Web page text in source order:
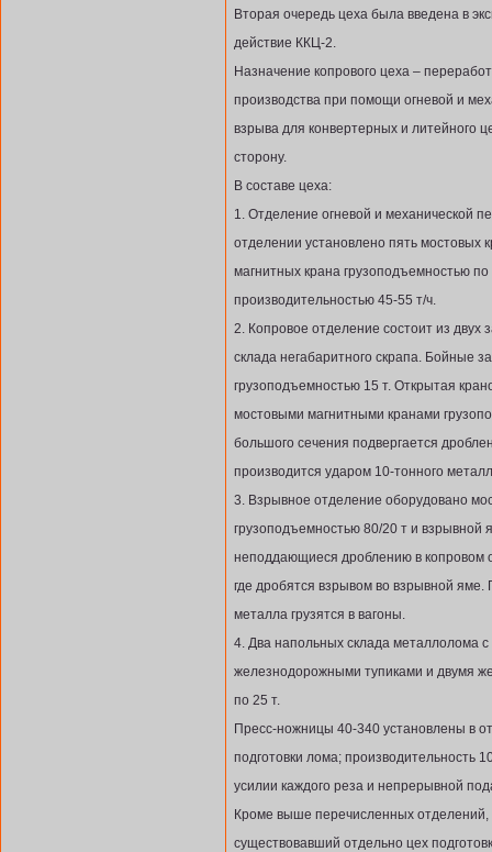
Вторая очередь цеха была введена в
действие ККЦ-2.
Назначение копрового цеха –
производства при помощи огневой и
взрыва для конвертерных и литейного
сторону.
В составе цеха:
1. Отделение огневой и механической
отделении установлено пять мостовых
магнитных крана грузоподъемностью
производительностью 45-55 т/ч.
2. Копровое отделение состоит из двух
склада негабаритного скрапа. Бойные
грузоподъемностью 15 т. Открытая
мостовыми магнитными кранами
большого сечения подвергается
производится ударом 10-тонного
3. Взрывное отделение оборудовано
грузоподъемностью 80/20 т и взрывной
неподдающиеся дроблению в копровом
где дробятся взрывом во взрывной яме.
металла грузятся в вагоны.
4. Два напольных склада металлолома
железнодорожными тупиками и двумя
по 25 т.
Пресс-ножницы 40-340 установлены в
подготовки лома; производительность
усилии каждого реза и непрерывной
Кроме выше перечисленных отделений,
существовавший отдельно цех